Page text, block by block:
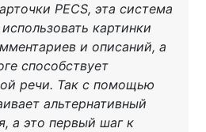
PECS, эта система
картинки
и описаний, а
способствует
речи. Так с помощью
альтернативный
а это первый шаг к